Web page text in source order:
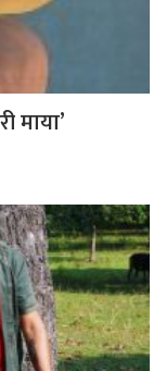
माया’